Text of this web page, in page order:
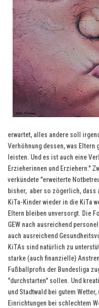
erwartet, alles andere soll
Verhöhnung dessen, was
leisten. Und es ist auch eine
Erzieherinnen und Erziehern."
verkündete "erweiterte
bisher, aber so zögerlich, dass
KiTa-Kinder wieder in die KiTa
Eltern bleiben unversorgt. Die
GEW nach ausreichend
auch ausreichend
KiTAs sind natürlich zu
starke (auch finanzielle)
Fußballprofis der Bundesliga
"durchstarten" sollen. Und
und Stadtwald bei gutem
Einrichtungen bei schlechtem